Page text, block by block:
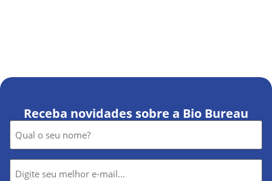
Receba novidades sobre a Bio Bureau
Nome
E-
mail